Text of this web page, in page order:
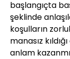
başlangıçta
şeklinde
koşulların
manasız
anlam